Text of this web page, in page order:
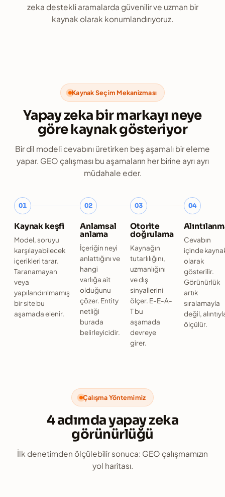
zeka destekli aramalarda güvenilir ve uzman bir
kaynak olarak konumlandırıyoruz.
Kaynak Seçim Mekanizması
Yapay zeka bir markayı neye
göre kaynak gösteriyor
Bir dil modeli cevabını üretirken beş aşamalı bir eleme
yapar. GEO çalışması bu aşamaların her birine ayrı ayrı
müdahale eder.
01
Kaynak keşfi
Model, soruyu
karşılayabilecek
içerikleri tarar.
Taranamayan
veya
yapılandırılmamış
bir site bu
aşamada elenir.
02
Anlamsal
anlama
İçeriğin neyi
anlattığını ve
hangi
varlığa ait
olduğunu
çözer. Entity
netliği
burada
belirleyicidir.
03
Otorite
doğrulama
Kaynağın
tutarlılığını,
uzmanlığını
ve dış
sinyallerini
ölçer. E-E-A-
T bu
aşamada
devreye
girer.
04
Cevabın
içinde
olarak
gösterilir.
Görünürlük
artık
sıralamayla
değil,
ölçülür.
Çalışma Yöntemimiz
4 adımda yapay zeka
görünürlüğü
İlk denetimden ölçülebilir sonuca: GEO çalışmamızın
yol haritası.